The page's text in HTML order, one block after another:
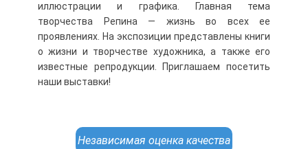
иллюстрации и графика. Главная тема
творчества Репина — жизнь во всех ее
проявлениях. На экспозиции представлены книги
о жизни и творчестве художника, а также его
известные репродукции. Приглашаем посетить
наши выставки!
Независимая оценка качества